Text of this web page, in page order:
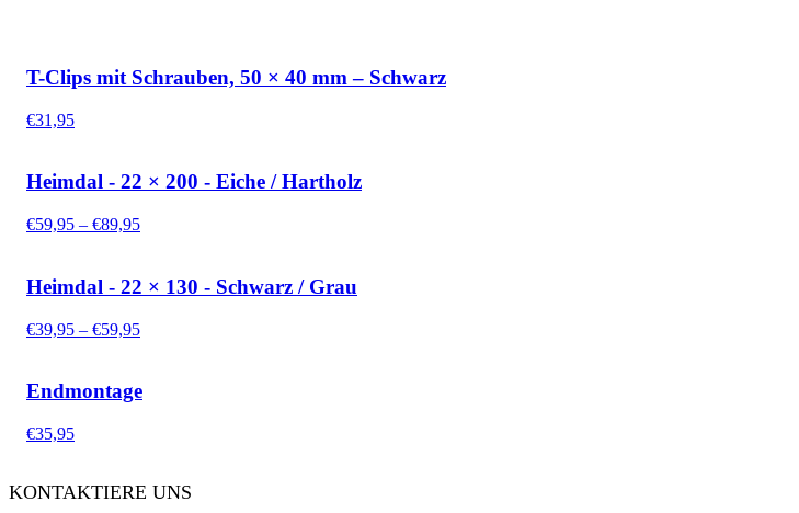
T-Clips mit Schrauben, 50 × 40 mm – Schwarz
€31,95
Heimdal - 22 × 200 - Eiche / Hartholz
€59,95 – €89,95Preisspanne:
€89,95
Heimdal - 22 × 130 - Schwarz / Grau
€39,95 – €59,95Preisspanne:
€59,95
Endmontage
€35,95
KONTAKTIERE UNS